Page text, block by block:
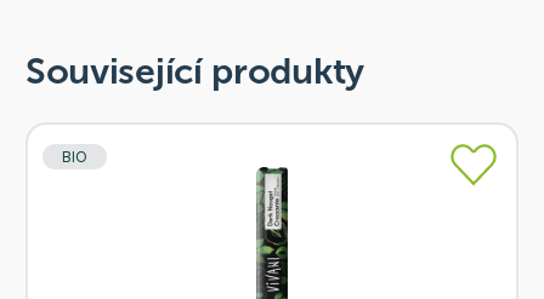
Související produkty
BIO